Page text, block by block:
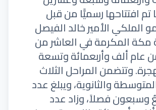
تم افتتاحها رسميًّا من قبل
الملكي الأمير خالد الفيصل
مكة المكرمة في العاشر من
عام ألف وأربعمائة وتسعة
وتتضمن المراحل الثلاث
والثانوية، ويبلغ عدد
وسبعون فصلاً، وزاد عدد